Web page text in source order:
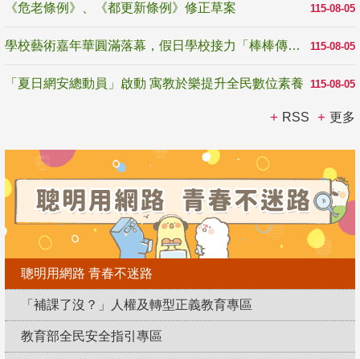
115-08-05
《危老條例》、《都更新條例》修正草案
115-08-05
學校藝術嘉年華圓滿落幕，假日學校接力「棒棒傳美感」
115-08-05
「夏日網安總動員」啟動 寓教於樂提升全民數位素養
RSS 更多
聰明用網路 青春不迷路
「補課了沒？」人權及轉型正義教育專區
教育部全民安全指引專區